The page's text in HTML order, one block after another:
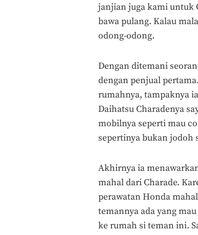
janjian juga kami untuk
bawa pulang. Kalau
odong-odong.
Dengan ditemani
dengan penjual
rumahnya, tampaknya
Daihatsu Charadenya
mobilnya seperti mau
sepertinya bukan jodoh
Akhirnya ia
mahal dari Charade.
perawatan Honda
temannya ada yang
ke rumah si teman ini.